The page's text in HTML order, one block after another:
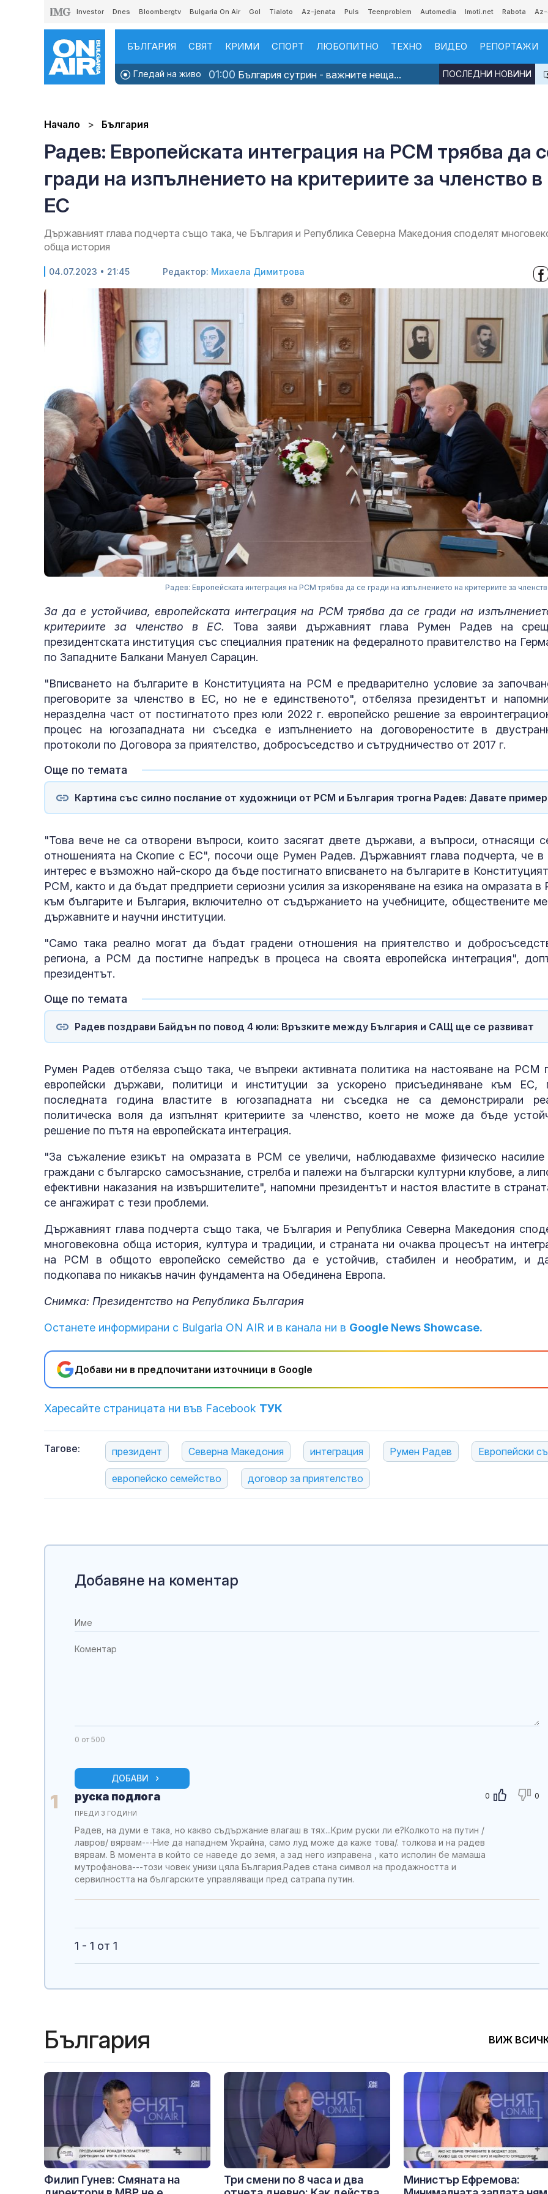
Investor Dnes Bloombergtv Bulgaria On Air Gol Tialoto Az-jenata Puls Teenproblem Automedia Imoti.net Rabota
БЪЛГАРИЯ СВЯТ КРИМИ СПОРТ ЛЮБОПИТНО ТЕХНО ВИДЕО РЕПОРТАЖИ
Гледай на живо 01:00 България сутрин - важните неща... ПОСЛЕДНИ НОВИНИ
Начало България
Радев: Европейската интеграция на РСМ трябва да
гради на изпълнението на критериите за членство в
ЕС
Държавният глава подчерта също така, че България и Република Северна Македония споделят
обща история
04.07.2023 • 21:45 Редактор: Михаела Димитрова
Радев: Европейската интеграция на РСМ трябва да се гради на изпълнението на критериите за
За да е устойчива, европейската интеграция на РСМ трябва да се гради на
критериите за членство в ЕС.
Това заяви държавният глава Румен Радев на
президентската институция със специалния пратеник на федералното правителство на
по Западните Балкани Мануел Сарацин.
"Вписването на българите в Конституцията на РСМ е предварително условие за
преговорите за членство в ЕС, но не е единственото", отбеляза президентът и
неразделна част от постигнатото през юли 2022 г. европейско решение за
процес на югозападната ни съседка е изпълнението на договореностите в
протоколи по Договора за приятелство, добросъседство и сътрудничество от 2017 г.
Още по темата
Картина със силно послание от художници от РСМ и България трогна Радев: Давате пример
"Това вече не са отворени въпроси, които засягат двете държави, а въпроси, отнасящи
отношенията на Скопие с ЕС", посочи още Румен Радев. Държавният глава подчерта, че
интерес е възможно най-скоро да бъде постигнато вписването на българите в
РСМ, както и да бъдат предприети сериозни усилия за изкореняване на езика на омразата
към българите и България, включително от съдържанието на учебниците, обществените
държавните и научни институции.
"Само така реално могат да бъдат градени отношения на приятелство и
региона, а РСМ да постигне напредък в процеса на своята европейска интеграция",
президентът.
Още по темата
Радев поздрави Байдън по повод 4 юли: Връзките между България и САЩ ще се развиват
Румен Радев отбеляза също така, че въпреки активната политика на настояване на РСМ
европейски държави, политици и институции за ускорено присъединяване към ЕС,
последната година властите в югозападната ни съседка не са демонстрирали
политическа воля да изпълнят критериите за членство, което не може да бъде
решение по пътя на европейската интеграция.
"За съжаление езикът на омразата в РСМ се увеличи, наблюдавахме физическо
граждани с българско самосъзнание, стрелба и палежи на български културни клубове, а
ефективни наказания на извършителите", напомни президентът и настоя властите в
се ангажират с тези проблеми.
Държавният глава подчерта също така, че България и Република Северна Македония
многовековна обща история, култура и традиции, и страната ни очаква процесът на
на РСМ в общото европейско семейство да е устойчив, стабилен и необратим, и
подкопава по никакъв начин фундамента на Обединена Европа.
Снимка: Президентство на Република България
Останете информирани с Bulgaria ON AIR и в канала ни в Google News Showcase.
Добави ни в предпочитани източници в Google
Харесайте страницата ни във Facebook ТУК
Тагове: президент Северна Македония интеграция Румен Радев Европейски
европейско семейство договор за приятелство
Една от 36: На
Острова се
Lada Niva
хил. паунда
Венера във
зодиите?
Левски
Локомотив
Завръщането
глобалните
Добавяне на коментар
0 от 500
ДОБАВИ
1 0 0
руска подлога
ПРЕДИ 3 ГОДИНИ
Радев, на думи е така, но какво съдържание влагаш в тях...Крим руски ли е?Колкото на путин /
лавров/ вярвам---Ние да нападнем Украйна, само луд може да каже това/. толкова и на радев
вярвам. В момента в който се наведе до земя, а зад него изправена , като исполин бе мамаша
мутрофанова---този човек унизи цяла България.Радев стана символ на продажността и
сервилността на българските управляващи пред сатрапа путин.
1 - 1 от 1
България ВИЖ
Филип Гунев: Смяната на
Три смени по 8 часа и два
Министър Ефремова: